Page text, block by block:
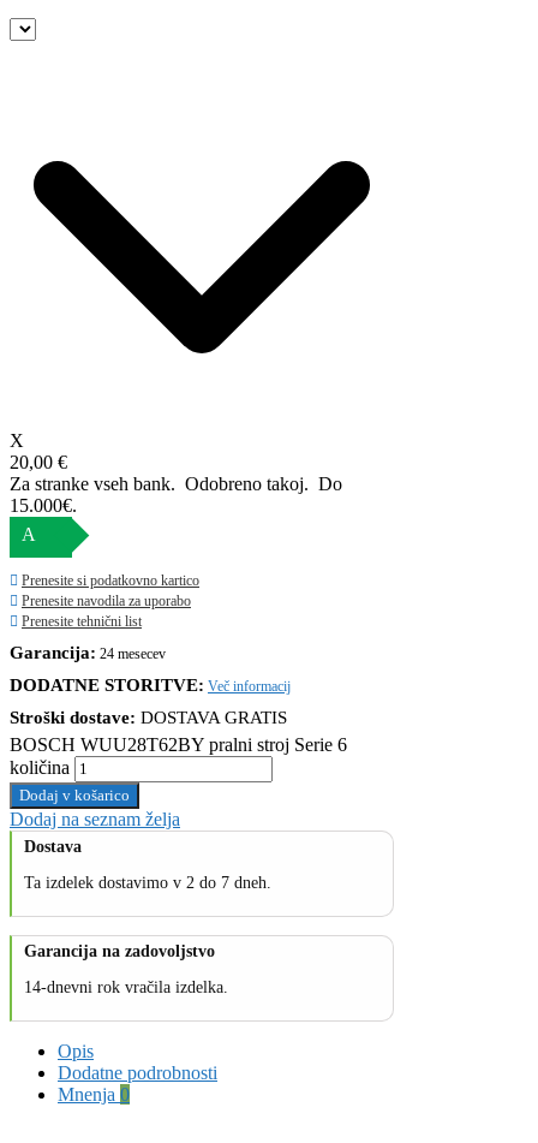
X
20,00 €
Za stranke vseh bank. Odobreno takoj. Do
15.000€.
A
Prenesite si podatkovno kartico
Prenesite navodila za uporabo
Prenesite tehnični list
Garancija: 24 mesecev
DODATNE STORITVE: Več informacij
Stroški dostave: DOSTAVA GRATIS
BOSCH WUU28T62BY pralni stroj Serie 6
količina
Dodaj v košarico
Dodaj na seznam želja
Dostava
Ta izdelek dostavimo v 2 do 7 dneh.
Garancija na zadovoljstvo
14-dnevni rok vračila izdelka.
Opis
Dodatne podrobnosti
Mnenja 0